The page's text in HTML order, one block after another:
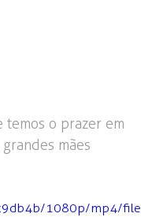
temos o prazer em
mães
1080p/mp4/file